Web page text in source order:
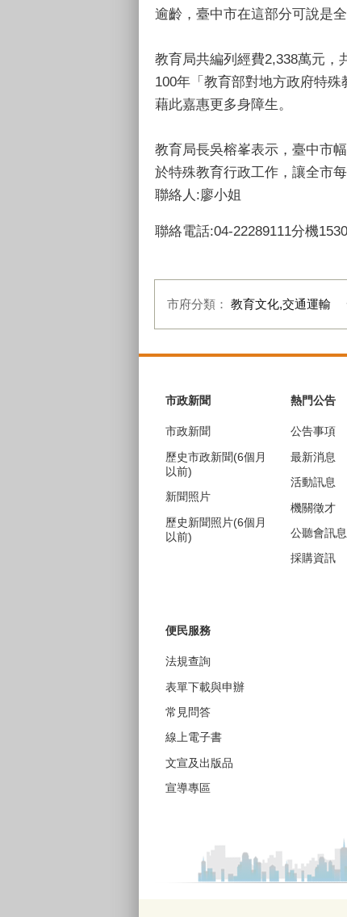
逾齡，臺中市在這部分可說是
教育局共編列經費2,338萬元，
100年「教育部對地方政府特
藉此嘉惠更多身障生。
教育局長吳榕峯表示，臺中市
於特殊教育行政工作，讓全市
聯絡人:廖小姐
聯絡電話:04-22289111分機
市府分類： 教育文化,交通運輸
市政新聞
市政新聞
歷史市政新聞(6個月
以前)
新聞照片
歷史新聞照片(6個月
以前)
熱門公告
公告事項
最新消息
活動訊息
機關徵才
公聽會訊息
採購資訊
便民服務
法規查詢
表單下載與申辦
常見問答
線上電子書
文宣及出版品
宣導專區